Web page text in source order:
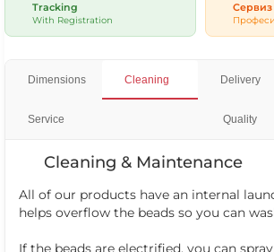
Tracking
With Registration
Сервиз
Dimensions Cleaning Delivery
Service Quality
Cleaning & Maintenance
All of our products have an internal
helps overflow the beads so you can
If the beads are electrified, you can